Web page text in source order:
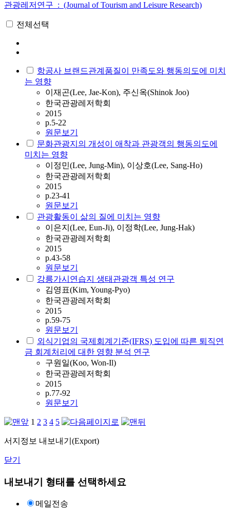
관광레저연구 : (Journal of Tourism and Leisure Research)
전체선택
항공사 브랜드관계품질이 만족도와 행동의도에 미치
는 영향
이재곤(Lee, Jae-Kon), 주신옥(Shinok Joo)
한국관광레저학회
2015
p.5-22
원문보기
문화관광지의 개성이 애착과 관광객의 행동의도에
미치는 영향
이정민(Lee, Jung-Min), 이상호(Lee, Sang-Ho)
한국관광레저학회
2015
p.23-41
원문보기
관광활동이 삶의 질에 미치는 영향
이은지(Lee, Eun-Ji), 이정학(Lee, Jung-Hak)
한국관광레저학회
2015
p.43-58
원문보기
강릉가시연습지 생태관광객 특성 연구
김영표(Kim, Young-Pyo)
한국관광레저학회
2015
p.59-75
원문보기
외식기업의 국제회계기준(IFRS) 도입에 따른 퇴직연
금 회계처리에 대한 영향 분석 연구
구원일(Koo, Won-Il)
한국관광레저학회
2015
p.77-92
원문보기
1 2 3 4 5
서지정보 내보내기(Export)
닫기
내보내기 형태를 선택하세요
메일전송